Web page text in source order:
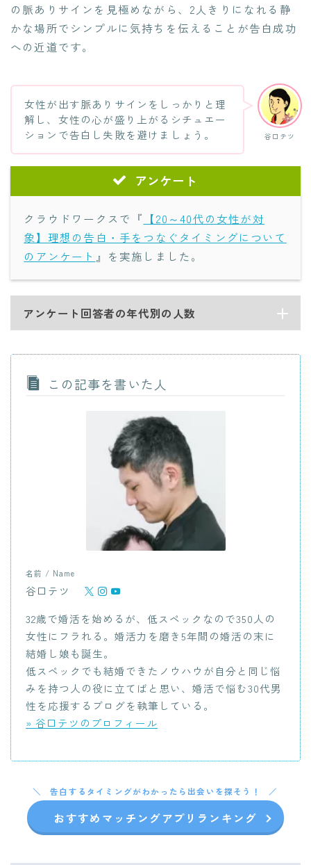
の脈ありサインを見極めながら、2人きりになれる静
かな場所でシンプルに気持ちを伝えることが告白成功
への近道です。
谷口テツ
女性が出す脈ありサインをしっかりと理
解し、女性の心が盛り上がるシチュエー
ションで告白し失敗を避けましょう。
アンケート
クラウドワークスで『 【20～40代の女性が対
象】理想の告白・手をつなぐタイミングについて
のアンケート 』を実施しました。
アンケート回答者の年代別の人数
この記事を書いた人
名前 / Name
谷口テツ
32歳で婚活を始めるが、低スペックなので350人の
女性にフラれる。婚活力を磨き5年間の婚活の末に
結婚し娘も誕生。
低スペックでも結婚できたノウハウが自分と同じ悩
みを持つ人の役に立てばと思い、婚活で悩む30代男
性を応援するブログを執筆している。
» 谷口テツのプロフィール
告白するタイミングがわかったら出会いを探そう！
おすすめマッチングアプリランキング